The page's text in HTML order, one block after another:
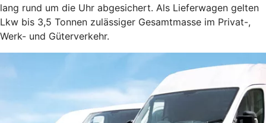
lang rund um die Uhr abgesichert. Als Lieferwagen gelten
Lkw bis 3,5 Tonnen zulässiger Gesamtmasse im Privat-,
Werk- und Güterverkehr.